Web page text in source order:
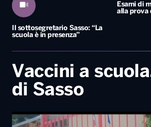
Il sottosegretario Sasso: “La
scuola è in presenza”
Esami di
alla prova
Vaccini a
di Sasso